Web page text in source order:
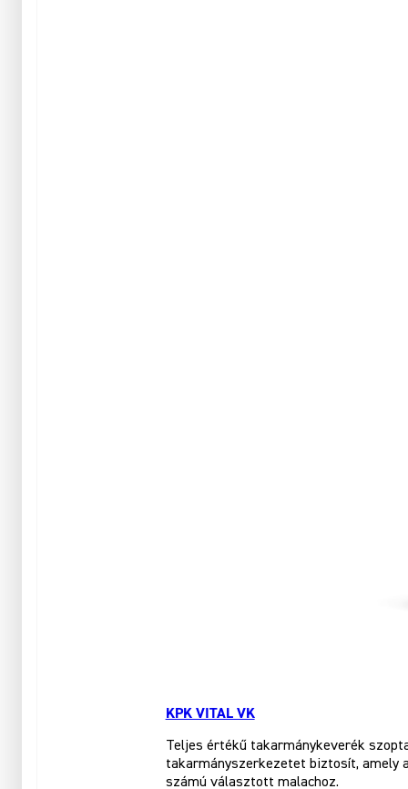
KPK VITAL VK
Teljes értékű takarmánykeverék
takarmányszerkezetet biztosít, amely
számú választott malachoz.